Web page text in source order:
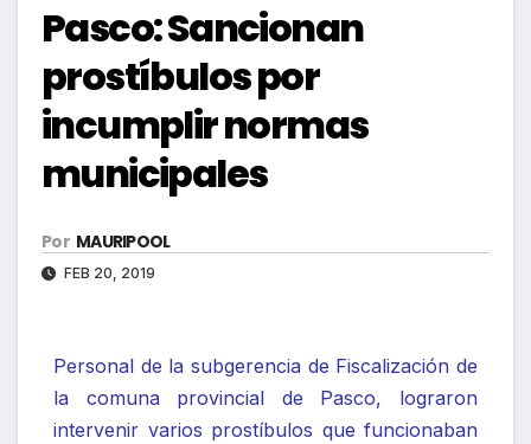
Pasco: Sancionan
prostíbulos por
incumplir normas
municipales
Por MAURIPOOL
FEB 20, 2019
Personal de la subgerencia de Fiscalización de
la comuna provincial de Pasco, lograron
intervenir varios prostíbulos que funcionaban